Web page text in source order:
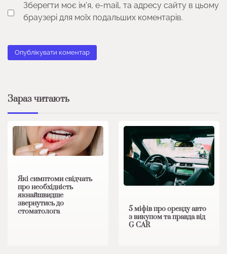
Зберегти моє ім'я, e-mail, та адресу сайту в цьому
браузері для моїх подальших коментарів.
Зараз читають
Які симптоми свідчать
про необхідність
якнайшвидше
звернутись до
стоматолога
5 міфів про оренду авто
з викупом та правда від
G CAR